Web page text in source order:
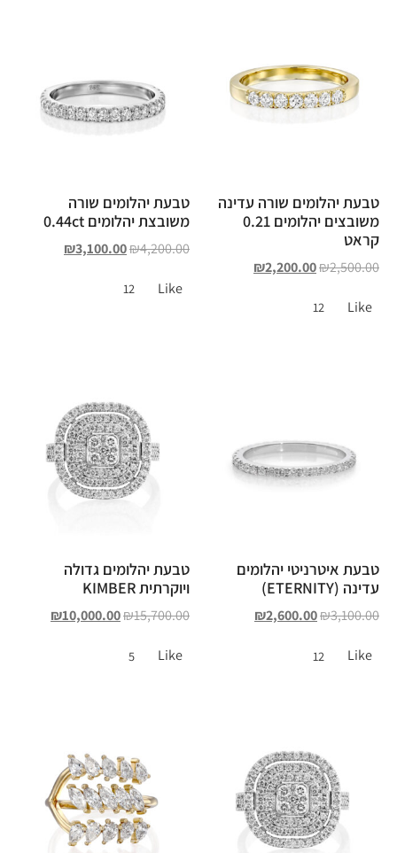
טבעת יהלומים שורה עדינה
משובצים יהלומים 0.21
קראט
₪2,500.00
₪2,200.00
Like
12
טבעת יהלומים שורה
משובצת יהלומים 0.44ct
₪4,200.00
₪3,100.00
Like
12
טבעת איטרניטי יהלומים
עדינה (ETERNITY)
₪3,100.00
₪2,600.00
Like
12
טבעת יהלומים גדולה
ויוקרתית KIMBER
₪15,700.00
₪10,000.00
Like
5